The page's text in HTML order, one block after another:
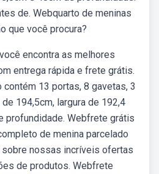
de. Webquarto de meninas
que você procura?
encontra as melhores
entrega rápida e frete grátis.
13 portas, 8 gavetas, 3
194,5cm, largura de 192,4
profundidade. Webfrete grátis
de menina parcelado
nossas incríveis ofertas
de produtos. Webfrete